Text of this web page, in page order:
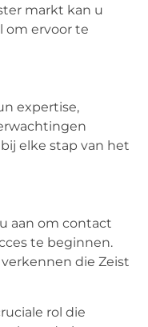
markt kan u
om ervoor te
expertise,
elke stap van het
aan om contact
te beginnen.
die Zeist
rol die